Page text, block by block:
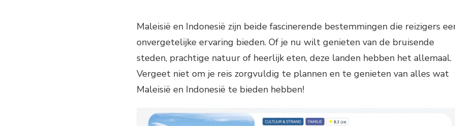
Maleisië en Indonesië zijn beide fascinerende bestemmingen die reizigers
onvergetelijke ervaring bieden. Of je nu wilt genieten van de bruisende
steden, prachtige natuur of heerlijk eten, deze landen hebben het allemaal.
Vergeet niet om je reis zorgvuldig te plannen en te genieten van alles wat
Maleisië en Indonesië te bieden hebben!